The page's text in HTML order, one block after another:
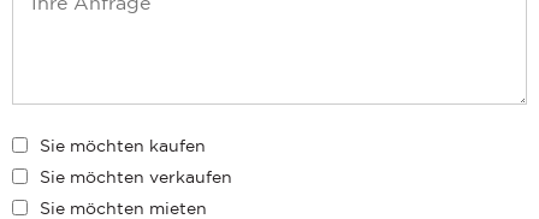
Sie möchten kaufen
Sie möchten verkaufen
Sie möchten mieten